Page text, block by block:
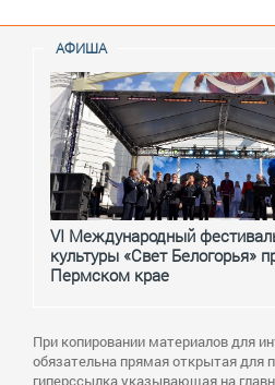
АФИША
VI Международный
культуры «Свет Белогорья»
Пермском крае
При копировании материалов для
обязательна прямая открытая для
гиперссылка указывающая на